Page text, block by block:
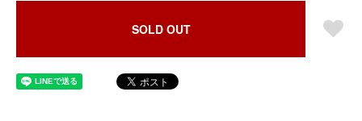
SOLD OUT